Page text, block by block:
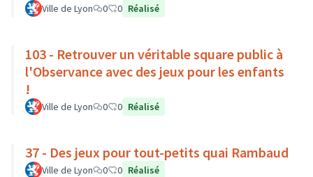
Ville de Lyon 0 0 Réalisé
103 - Retrouver un véritable square public à
l'Observance avec des jeux pour les enfants
!
Ville de Lyon 0 0 Réalisé
37 - Des jeux pour tout-petits quai Rambaud
Ville de Lyon 0 0 Réalisé